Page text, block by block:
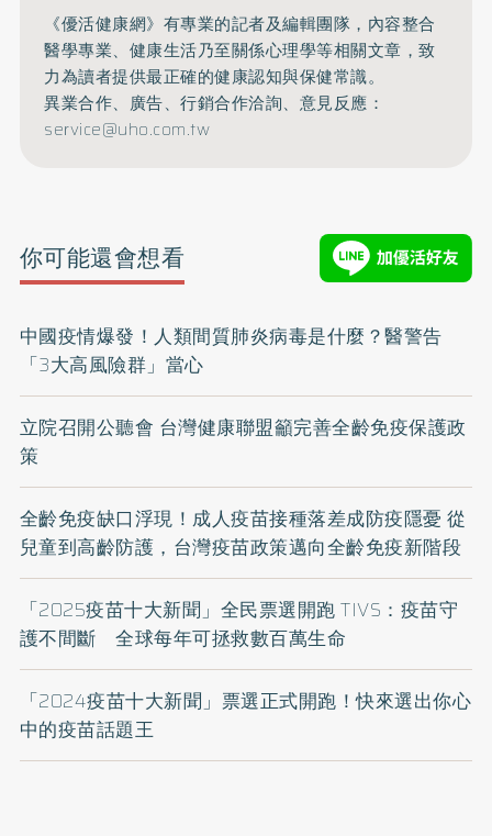
《優活健康網》有專業的記者及編輯團隊，內容整合
醫學專業、健康生活乃至關係心理學等相關文章，致
力為讀者提供最正確的健康認知與保健常識。
異業合作、廣告、行銷合作洽詢、意見反應：
service@uho.com.tw
你可能還會想看
中國疫情爆發！人類間質肺炎病毒是什麼？醫警告
「3大高風險群」當心
立院召開公聽會 台灣健康聯盟籲完善全齡免疫保護政
策
全齡免疫缺口浮現！成人疫苗接種落差成防疫隱憂 從
兒童到高齡防護，台灣疫苗政策邁向全齡免疫新階段
「2025疫苗十大新聞」全民票選開跑 TIVS：疫苗守
護不間斷 全球每年可拯救數百萬生命
「2024疫苗十大新聞」票選正式開跑！快來選出你心
中的疫苗話題王